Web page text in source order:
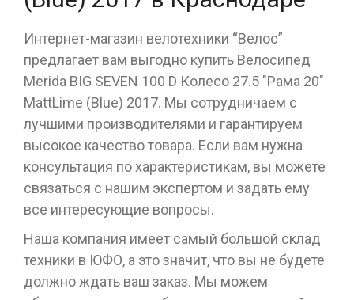
Интернет-магазин велотехники “Велос”
предлагает вам выгодно купить Велосипед
Merida BIG SEVEN 100 D Колесо 27.5 "Рама 20"
MattLime (Blue) 2017. Мы сотрудничаем с
лучшими производителями и гарантируем
высокое качество товара. Если вам нужна
консультация по характеристикам, вы можете
связаться с нашим экспертом и задать ему
все интересующие вопросы.
Наша компания имеет самый большой склад
техники в ЮФО, а это значит, что вы не будете
должно ждать ваш заказ. Мы можем